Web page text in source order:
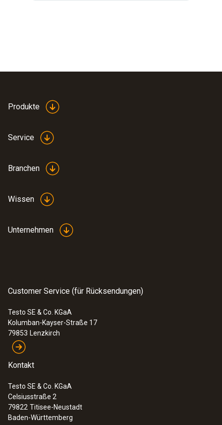
Produkte
Service
Branchen
Wissen
Unternehmen
Customer Service (für Rücksendungen)
Testo SE & Co. KGaA
Kolumban-Kayser-Straße 17
79853 Lenzkirch
Kontakt
Testo SE & Co. KGaA
Celsiusstraße 2
79822 Titisee-Neustadt
Baden-Württemberg